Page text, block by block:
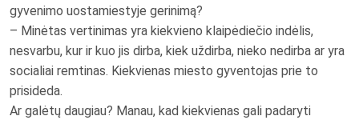
gyvenimo uostamiestyje gerinimą?
– Minėtas vertinimas yra kiekvieno klaipėdiečio indėlis,
nesvarbu, kur ir kuo jis dirba, kiek uždirba, nieko nedirba ar yra
socialiai remtinas. Kiekvienas miesto gyventojas prie to
prisideda.
Ar galėtų daugiau? Manau, kad kiekvienas gali padaryti